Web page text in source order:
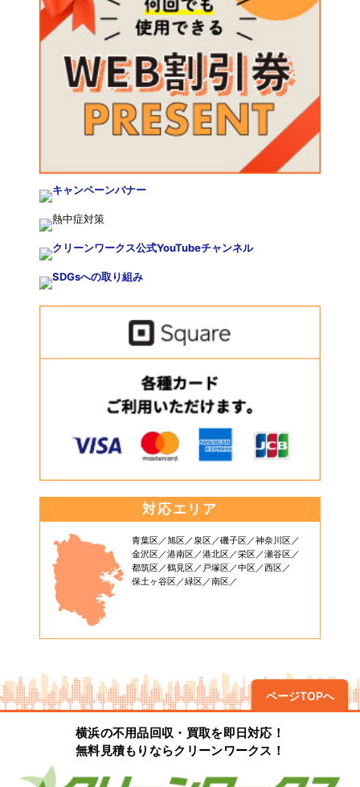
対応エリア
青葉区 旭区 泉区 磯子区
神奈川区
金沢区
港南区 港北区 栄区
瀬谷区
都筑区
鶴見区 戸塚区 中区
西区
保土ヶ谷区
緑区 南区
ページTOPへ
横浜の不用品回収・買取を即日対応！
無料見積もりならクリーンワークス！